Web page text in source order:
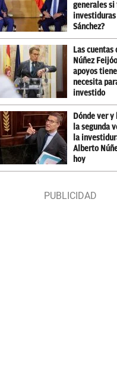
generales
Sánchez?
Las
Núñez
apoyos
necesita
investido
Dónde ver
la segunda
la
Alberto
hoy